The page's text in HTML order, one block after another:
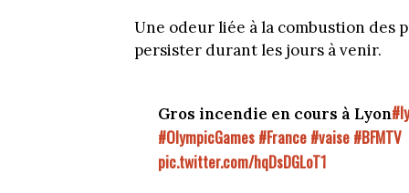
Une odeur liée à la combustion des
persister durant les jours à venir.
Gros incendie en cours à Lyon
#OlympicGames #France #vaise #BFMTV
pic.twitter.com/hqDsDGLoT1